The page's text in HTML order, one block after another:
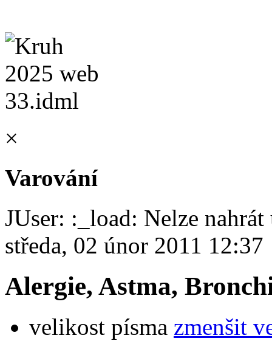
×
Varování
JUser: :_load: Nelze
středa, 02 únor 2011 12:37
Alergie, Astma,
velikost písma zmenšit